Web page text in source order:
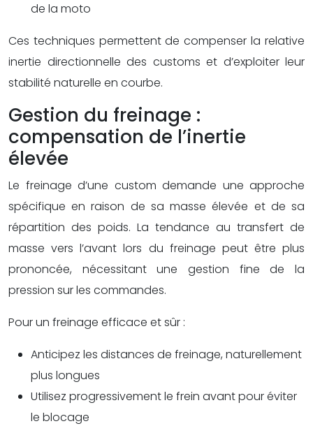
de la moto
Ces techniques permettent de compenser la relative
inertie directionnelle des customs et d’exploiter leur
stabilité naturelle en courbe.
Gestion du freinage :
compensation de l’inertie
élevée
Le freinage d’une custom demande une approche
spécifique en raison de sa masse élevée et de sa
répartition des poids. La tendance au transfert de
masse vers l’avant lors du freinage peut être plus
prononcée, nécessitant une gestion fine de la
pression sur les commandes.
Pour un freinage efficace et sûr :
Anticipez les distances de freinage, naturellement
plus longues
Utilisez progressivement le frein avant pour éviter
le blocage